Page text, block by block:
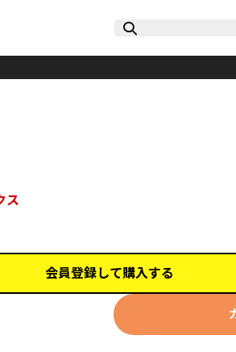
ス
会員登録して購入する